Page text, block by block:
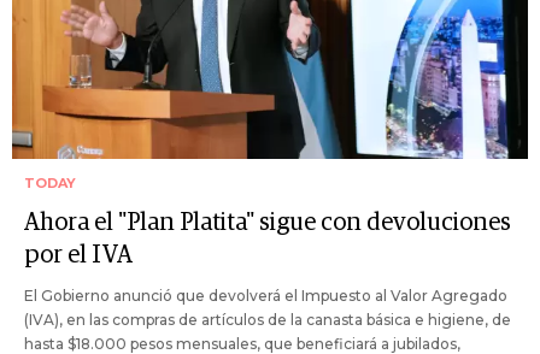
TODAY
Ahora el "Plan Platita" sigue con devoluciones
por el IVA
El Gobierno anunció que devolverá el Impuesto al Valor Agregado
(IVA), en las compras de artículos de la canasta básica e higiene, de
hasta $18.000 pesos mensuales, que beneficiará a jubilados,